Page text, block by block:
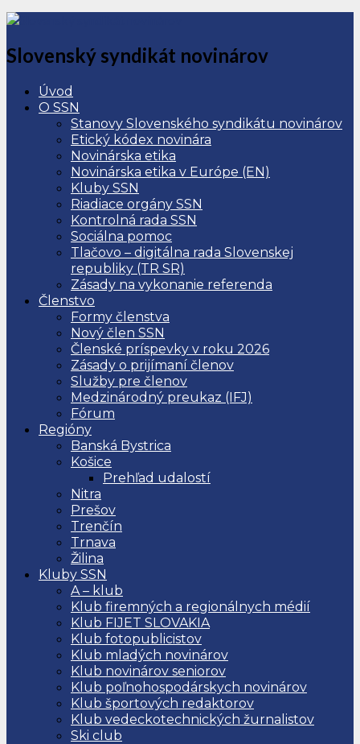
Slovenský syndikát novinárov
Úvod
O SSN
Stanovy Slovenského syndikátu novinárov
Etický kódex novinára
Novinárska etika
Novinárska etika v Európe (EN)
Kluby SSN
Riadiace orgány SSN
Kontrolná rada SSN
Sociálna pomoc
Tlačovo – digitálna rada Slovenskej
republiky (TR SR)
Zásady na vykonanie referenda
Členstvo
Formy členstva
Nový člen SSN
Členské príspevky v roku 2026
Zásady o prijímaní členov
Služby pre členov
Medzinárodný preukaz (IFJ)
Fórum
Regióny
Banská Bystrica
Košice
Prehľad udalostí
Nitra
Prešov
Trenčín
Trnava
Žilina
Kluby SSN
A – klub
Klub firemných a regionálnych médií
Klub FIJET SLOVAKIA
Klub fotopublicistov
Klub mladých novinárov
Klub novinárov seniorov
Klub poľnohospodárskych novinárov
Klub športových redaktorov
Klub vedeckotechnických žurnalistov
Ski club